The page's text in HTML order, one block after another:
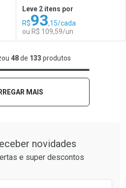
Comprar sem Desconto
Por R$ 34,59/cada
Comprar sem Desconto
Por R$ 34,59/cada
FECHAR
FECHAR
Leve 2 itens por
R$93,15/cada
ou R$ 109,59/un
Laboratório
Por Menos
48de 133 produtos
MAIS
novidades
e super descontos